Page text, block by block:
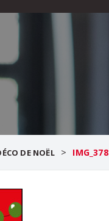
DE NOËL > IMG_378